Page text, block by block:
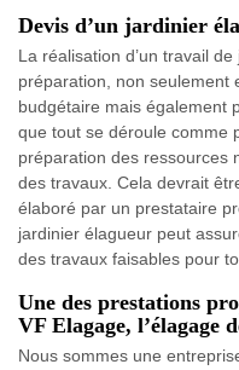
Devis d’un jardinier
La réalisation d’un travail
préparation, non seulement
budgétaire mais également
que tout se déroule comme
préparation des ressources
des travaux. Cela devrait
élaboré par un prestataire
jardinier élagueur peut
des travaux faisables pour
Une des prestations
VF Elagage, l’élagage
Nous sommes une